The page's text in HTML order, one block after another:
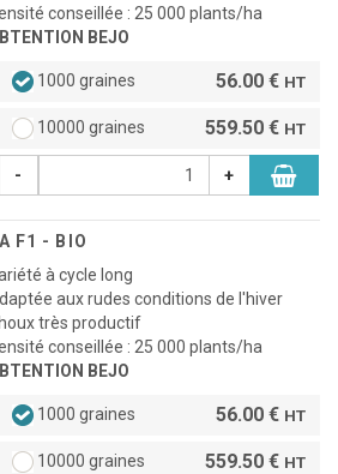
conseillée : 25 000 plants/ha
BEJO
1000 graines 56.00 € HT
10000 graines 559.50 € HT
- +
F1 - BIO
à cycle long
aux rudes conditions de l'hiver
très productif
conseillée : 25 000 plants/ha
BEJO
1000 graines 56.00 € HT
10000 graines 559.50 € HT